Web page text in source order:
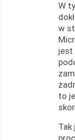
W
w
jest
to
Tak